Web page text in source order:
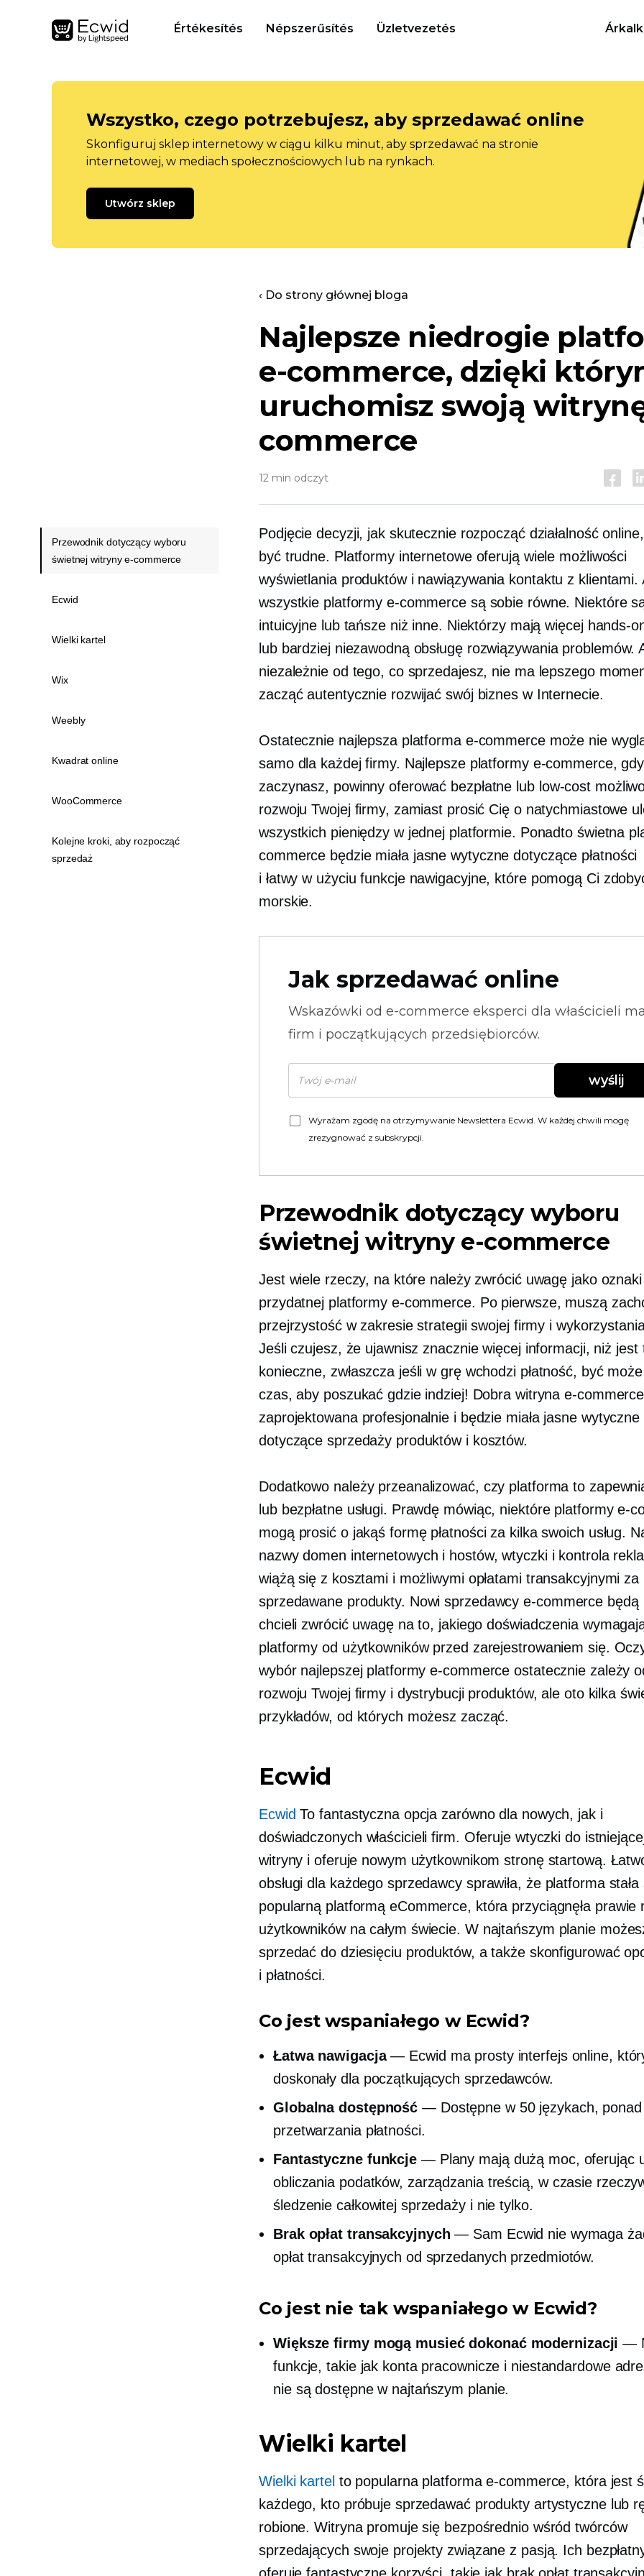
Értékesítés Népszerűsítés Üzletvezetés
Wszystko, czego potrzebujesz, aby sprzedawać online
Skonfiguruj sklep internetowy w ciągu kilku minut, aby sprzedawać na stronie
internetowej, w mediach społecznościowych lub na rynkach.
Utwórz sklep
‹ Do strony głównej bloga
Najlepsze niedrogie
e-commerce, dzięki
uruchomisz swoją
commerce
12 min odczyt
Podjęcie decyzji, jak skutecznie rozpocząć działalność
być trudne. Platformy internetowe oferują wiele możliwości
wyświetlania produktów i nawiązywania kontaktu z klientami.
wszystkie platformy e-commerce są sobie równe. Niektóre
intuicyjne lub tańsze niż inne. Niektórzy mają więcej hands-
lub bardziej niezawodną obsługę rozwiązywania problemów.
niezależnie od tego, co sprzedajesz, nie ma lepszego
zacząć autentycznie rozwijać swój biznes w Internecie.
Ostatecznie najlepsza platforma e-commerce może nie
samo dla każdej firmy. Najlepsze platformy e-commerce,
zaczynasz, powinny oferować bezpłatne lub low-cost
rozwoju Twojej firmy, zamiast prosić Cię o natychmiastowe
wszystkich pieniędzy w jednej platformie. Ponadto świetna
commerce będzie miała jasne wytyczne dotyczące płatności
i łatwy w użyciu funkcje nawigacyjne, które pomogą Ci
morskie.
Jak sprzedawać online
Wskazówki od e-commerce eksperci dla właścicieli
firm i początkujących przedsiębiorców.
wyślij
Wyrażam zgodę na otrzymywanie Newslettera Ecwid. W każdej chwili mogę
zrezygnować z subskrypcji.
Przewodnik dotyczący wyboru
świetnej witryny e-commerce
Jest wiele rzeczy, na które należy zwrócić uwagę jako oznaki
przydatnej platformy e-commerce. Po pierwsze, muszą
przejrzystość w zakresie strategii swojej firmy i
Jeśli czujesz, że ujawnisz znacznie więcej informacji, niż jest
konieczne, zwłaszcza jeśli w grę wchodzi płatność, być
czas, aby poszukać gdzie indziej! Dobra witryna e-
zaprojektowana profesjonalnie i będzie miała jasne wytyczne
dotyczące sprzedaży produktów i kosztów.
Dodatkowo należy przeanalizować, czy platforma to
lub bezpłatne usługi. Prawdę mówiąc, niektóre platformy e-
mogą prosić o jakąś formę płatności za kilka swoich usług.
nazwy domen internetowych i hostów, wtyczki i kontrola
wiążą się z kosztami i możliwymi opłatami transakcyjnymi za
sprzedawane produkty. Nowi sprzedawcy e-commerce będą
chcieli zwrócić uwagę na to, jakiego doświadczenia
platformy od użytkowników przed zarejestrowaniem się.
wybór najlepszej platformy e-commerce ostatecznie zależy
rozwoju Twojej firmy i dystrybucji produktów, ale oto kilka
przykładów, od których możesz zacząć.
Ecwid
Ecwid To fantastyczna opcja zarówno dla nowych, jak i
doświadczonych właścicieli firm. Oferuje wtyczki do
witryny i oferuje nowym użytkownikom stronę startową.
obsługi dla każdego sprzedawcy sprawiła, że ​​platforma stała
popularną platformą eCommerce, która przyciągnęła prawie
użytkowników na całym świecie. W najtańszym planie
sprzedać do dziesięciu produktów, a także skonfigurować
i płatności.
Co jest wspaniałego w Ecwid?
Łatwa nawigacja— Ecwid ma prosty interfejs online,
doskonały dla początkujących sprzedawców.
Globalna dostępność — Dostępne w 50 językach, ponad
przetwarzania płatności.
Fantastyczne funkcje — Plany mają dużą moc, oferując
obliczania podatków, zarządzania treścią, w czasie
śledzenie całkowitej sprzedaży i nie tylko.
Brak opłat transakcyjnych — Sam Ecwid nie wymaga
opłat transakcyjnych od sprzedanych przedmiotów.
Co jest nie tak wspaniałego w Ecwid?
Większe firmy mogą musieć dokonać modernizacji —
funkcje, takie jak konta pracownicze i niestandardowe
nie są dostępne w najtańszym planie.
Wielki kartel
Wielki kartel to popularna platforma e-commerce, która jest
każdego, kto próbuje sprzedawać produkty artystyczne lub
robione. Witryna promuje się bezpośrednio wśród twórców
sprzedających swoje projekty związane z pasją. Ich
Przewodnik dotyczący wyboru
świetnej witryny e-commerce
Ecwid
Wielki kartel
Wix
Weebly
Kwadrat online
WooCommerce
Kolejne kroki, aby rozpocząć
sprzedaż